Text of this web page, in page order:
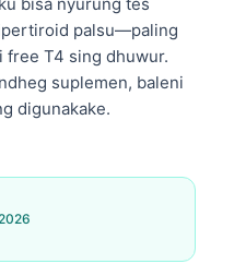
palsu—paling
free T4 sing dhuwur.
suplemen, baleni
digunakake.